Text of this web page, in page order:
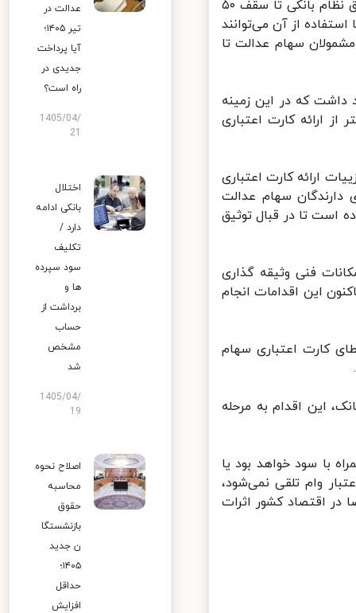
به دنبال چنین تصمیمی اعلام شد، مشمولان سهام عدالت می‌توانند از طریق نظام بانکی تا سقف ۵۰
از آن می‌توانند
سهام عدالت تا
داشت که در این زمینه
ارائه کارت اعتباری
ارائه کارت اعتباری
سهام عدالت
است تا در قبال توثیق
فنی وثیقه گذاری
این اقدامات انجام
کارت اعتباری سهام
این اقدام به مرحله
با سود خواهد بود یا
وام تلقی نمی‌شود،
در اقتصاد کشور اثرات
عدالت در
تیر ۱۴۰۵؛
آیا پرداخت
جدیدی در
راه است؟
1405/04/
اختلال
بانکی ادامه
دارد /
تکلیف
سود سپرده
ها و
برداشت از
حساب
مشخص
شد
1405/04/
19
اصلاح نحوه
محاسبه
حقوق
بازنشستگا
ن جدید
۱۴۰۵؛
حداقل
افزایش